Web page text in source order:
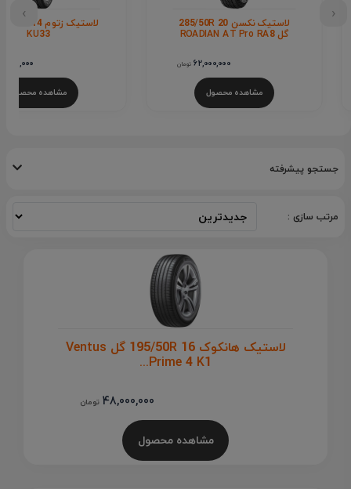
لاستیک نکسن 285/50R 20
گل ROADIAN AT Pro RA8
62,000,000 تومان
مشاهده محصول
KU33
مشاهده محصول
‹
›
جستجو پیشرفته
مرتب سازی :
لاستیک هانکوک 195/50R 16 گل Ventus
Prime 4 K1...
48,000,000 تومان
مشاهده محصول